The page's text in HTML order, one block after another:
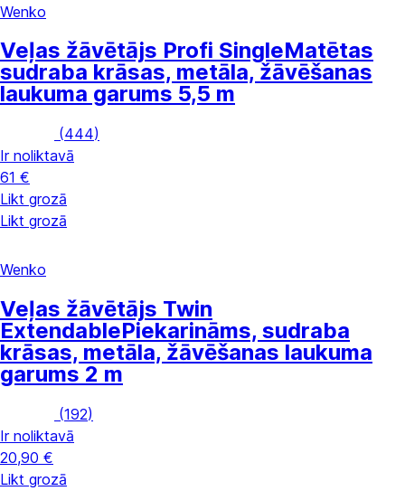
Wenko
Veļas žāvētājs Profi SingleMatētas
sudraba krāsas, metāla, žāvēšanas
laukuma garums 5,5 m
(444)
Ir noliktavā
61 €
Likt grozā
Likt grozā
Wenko
Veļas žāvētājs Twin
ExtendablePiekarināms, sudraba
krāsas, metāla, žāvēšanas laukuma
garums 2 m
(192)
Ir noliktavā
20,90 €
Likt grozā